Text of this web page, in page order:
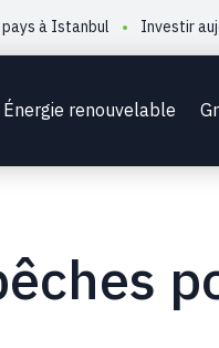
à Istanbul Investir
Énergie renouvelable